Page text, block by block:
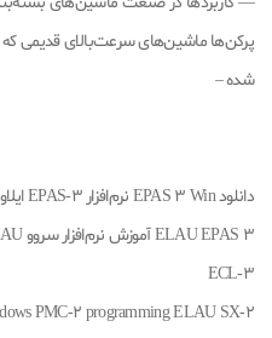
شده –
ECL-3
PMC-2 programming ELAU SX-2